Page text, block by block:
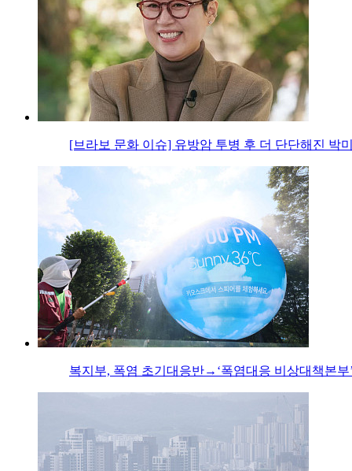
[브라보 문화 이슈] 유방암 투병 후 더 단단해진 박
복지부, 폭염 초기대응반→‘폭염대응 비상대책본부